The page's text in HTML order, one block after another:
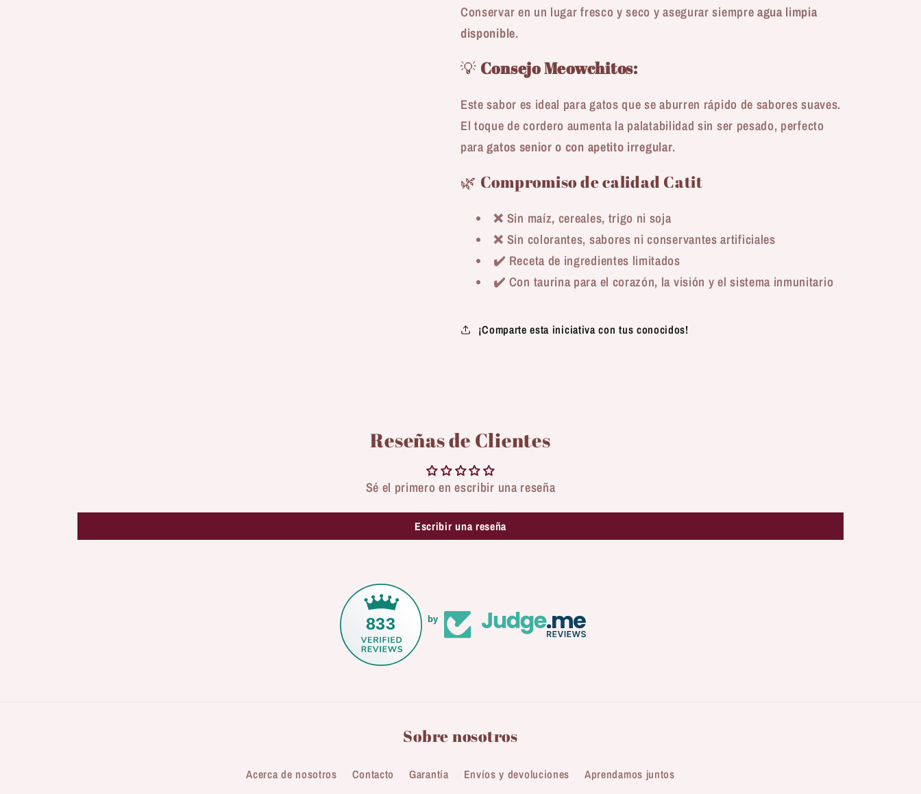
Conservar en un lugar fresco y seco y asegurar siempre agua limpia
disponible.
💡 Consejo Meowchitos:
Este sabor es ideal para gatos que se aburren rápido de sabores suaves.
El toque de cordero aumenta la palatabilidad sin ser pesado, perfecto
paragatos senior o con apetito irregular.
🌿 Compromiso de calidad Catit
❌ Sin maíz, cereales, trigo ni soja
❌ Sin colorantes, sabores ni conservantes artificiales
✔️ Receta de ingredientes limitados
✔️ Con taurina para el corazón, la visión y el sistema inmunitario
¡Comparte esta iniciativa con tus conocidos!
Reseñas de Clientes
Sé el primero en escribir una reseña
Escribir una reseña
833 by
Sobre nosotros
Acerca de nosotros Contacto Garantía Envíos y devoluciones Aprendamos juntos